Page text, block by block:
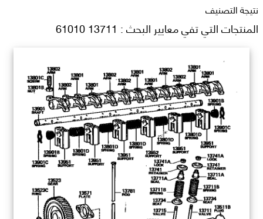
نتيجة التصنيف
المنتجات التي تفي معايير البحث : 13711 61010